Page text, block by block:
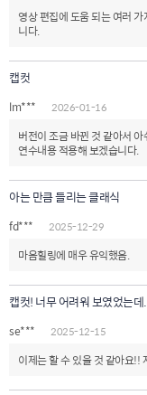
영상 편집에 도움 되는 여러
니다.
캡컷
lm*** 2026-01-16
버전이 조금 바뀐 것 같아서
연수내용 적용해 보겠습니다.
아는 만큼 들리는 클래식
fd*** 2025-12-29
마음힐링에 매우 유익했음.
캡컷! 너무 어려워 보였었는데
se*** 2025-12-15
이제는 할 수 있을 것 같아요!!